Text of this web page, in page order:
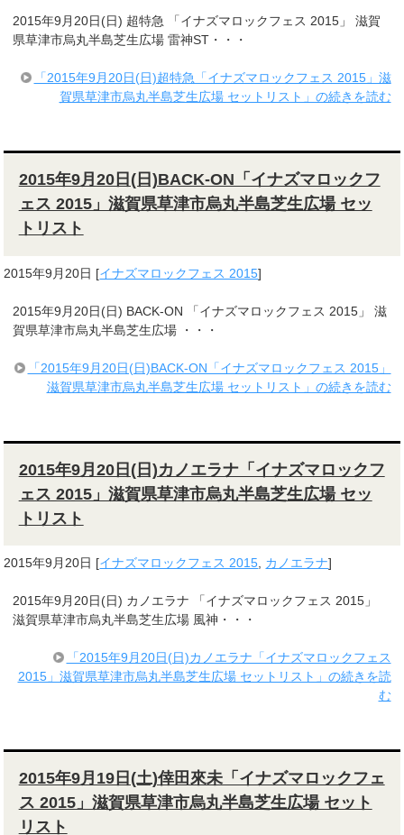
2015年9月20日(日) 超特急 「イナズマロックフェス 2015」 滋賀
県草津市烏丸半島芝生広場 雷神ST・・・
「2015年9月20日(日)超特急「イナズマロックフェス 2015」滋
賀県草津市烏丸半島芝生広場 セットリスト」の続きを読む
2015年9月20日(日)BACK-ON「イナズマロックフ
ェス 2015」滋賀県草津市烏丸半島芝生広場 セッ
トリスト
2015年9月20日 [イナズマロックフェス 2015]
2015年9月20日(日) BACK-ON 「イナズマロックフェス 2015」 滋
賀県草津市烏丸半島芝生広場 ・・・
「2015年9月20日(日)BACK-ON「イナズマロックフェス 2015」
滋賀県草津市烏丸半島芝生広場 セットリスト」の続きを読む
2015年9月20日(日)カノエラナ「イナズマロックフ
ェス 2015」滋賀県草津市烏丸半島芝生広場 セッ
トリスト
2015年9月20日 [イナズマロックフェス 2015 カノエラナ]
2015年9月20日(日) カノエラナ 「イナズマロックフェス 2015」
滋賀県草津市烏丸半島芝生広場 風神・・・
「2015年9月20日(日)カノエラナ「イナズマロックフェス
2015」滋賀県草津市烏丸半島芝生広場 セットリスト」の続きを読
む
2015年9月19日(土)倖田來未「イナズマロックフェ
ス 2015」滋賀県草津市烏丸半島芝生広場 セット
リスト